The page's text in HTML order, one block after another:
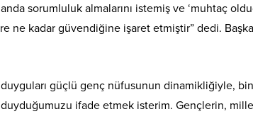
sorumluluk almalarını istemiş ve ‘muhtaç
ne kadar güvendiğine işaret etmiştir” dedi.
güçlü genç nüfusunun dinamikliğiyle,
ifade etmek isterim. Gençlerin,